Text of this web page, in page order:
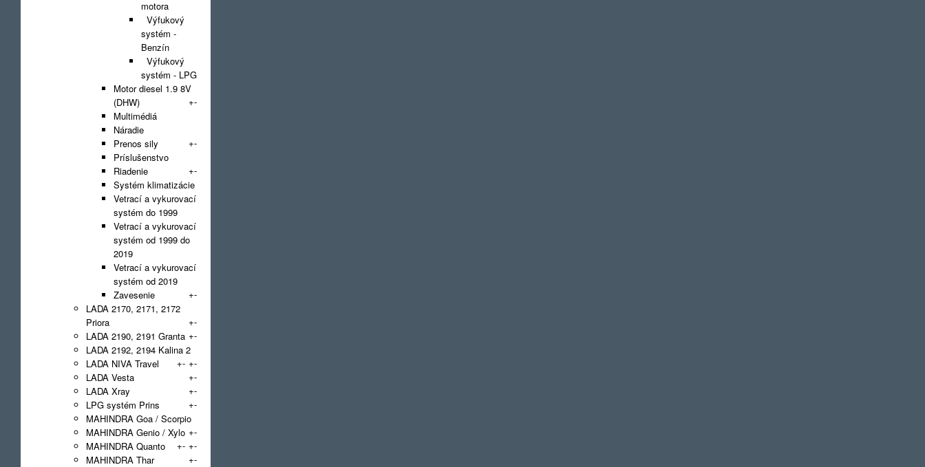
motora
Výfukový
systém -
Benzín
Výfukový
systém - LPG
Motor diesel 1.9 8V
(DHW)
+-
Multimédiá
Náradie
Prenos sily
+-
Príslušenstvo
Riadenie
+-
Systém klimatizácie
Vetrací a vykurovací
systém do 1999
Vetrací a vykurovací
systém od 1999 do
2019
Vetrací a vykurovací
systém od 2019
Zavesenie
+-
LADA 2170, 2171, 2172
Priora
+-
LADA 2190, 2191 Granta +-
LADA 2192, 2194 Kalina 2
+-
LADA NIVA Travel +-
LADA Vesta
+-
LADA Xray
+-
LPG systém Prins
+-
MAHINDRA Goa / Scorpio
+-
MAHINDRA Genio / Xylo
+-
MAHINDRA Quanto +-
MAHINDRA Thar
+-